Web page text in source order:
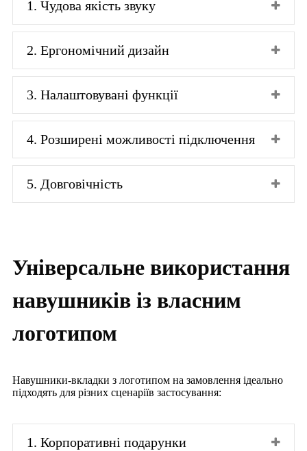
1. Чудова якість звуку
2. Ергономічний дизайн
3. Налаштовувані функції
4. Розширені можливості підключення
5. Довговічність
Універсальне використання
навушників із власним
логотипом
Навушники-вкладки з логотипом на замовлення ідеально
підходять для різних сценаріїв застосування:
1. Корпоративні подарунки